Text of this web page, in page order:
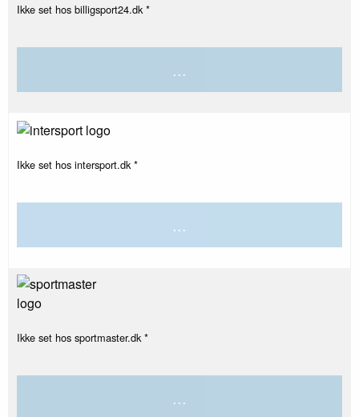
Ikke set hos billigsport24.dk *
...
Ikke set hos intersport.dk *
...
Ikke set hos sportmaster.dk *
...